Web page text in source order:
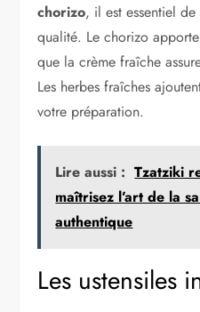
chorizo, il est essentiel
qualité. Le chorizo
que la crème fraîche
Les herbes fraîches
votre préparation.
Lire aussi : Tzatziki
maîtrisez l’art de la
authentique
Les ustensiles